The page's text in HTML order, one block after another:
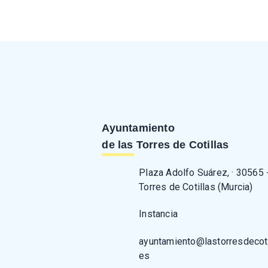
Ayuntamiento
de las Torres de Cotillas
Plaza Adolfo Suárez, · 30565
Torres de Cotillas (Murcia)
Instancia
es